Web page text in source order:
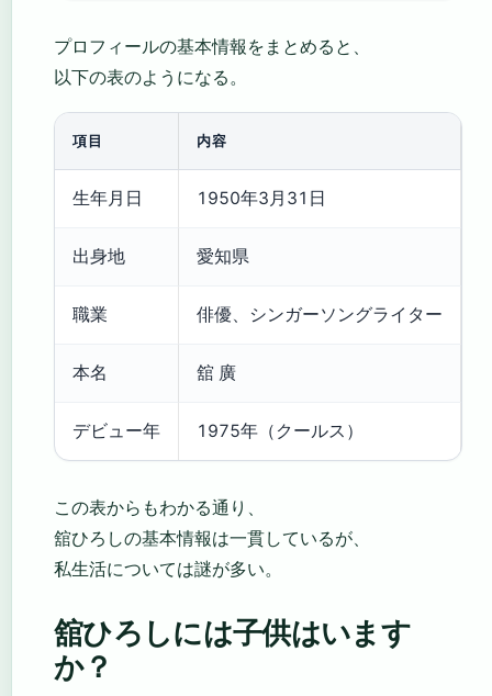
プロフィールの基本情報をまとめると、
以下の表のようになる。
項目 内容
生年月日 1950年3月31日
出身地 愛知県
職業 俳優、シンガーソングライター
本名 舘 廣
デビュー年 1975年（クールス）
この表からもわかる通り、
舘ひろしの基本情報は一貫しているが、
私生活については謎が多い。
舘ひろしには子供はいます
か？